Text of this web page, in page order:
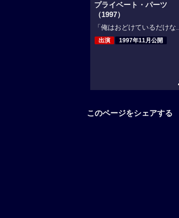
プライベート・パーツ
（1997）
「俺はおどけているだけな...
出演 1997年11月公開
このページをシェアする